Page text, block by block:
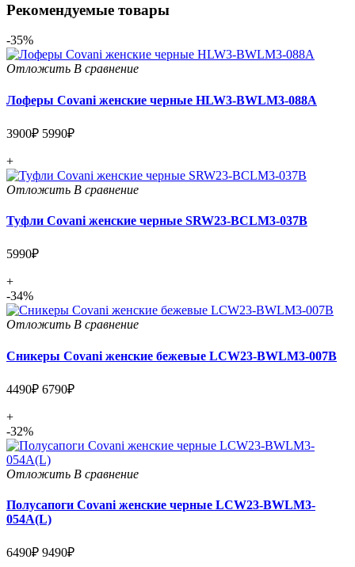
Рекомендуемые товары
-35%
Отложить В сравнение
Лоферы Covani женские черные HLW3-BWLM3-088A
3900₽ 5990₽
+
Отложить В сравнение
Туфли Covani женские черные SRW23-BCLM3-037B
5990₽
+
-34%
Отложить В сравнение
Сникеры Covani женские бежевые LCW23-BWLM3-007B
4490₽ 6790₽
+
-32%
Отложить В сравнение
Полусапоги Covani женские черные LCW23-BWLM3-
054A(L)
6490₽ 9490₽